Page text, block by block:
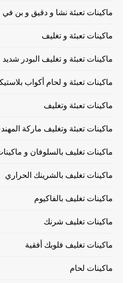
ماكينات تعبئة نشا و دقيق و بن في
ماكينات تعبئة و تغليف
ماكينات تعبئة و تغليف البودر شديد
ماكينات تعبئة و لحام أكواب
ماكينات تعبئة وتغليف
ماكينات تعبئة وتغليف ماركة
ماكينات تغليف بالسلوفان و
ماكينات تغليف بالشرينك الحراري
ماكينات تغليف بالفاكيوم
ماكينات تغليف شرنك
ماكينات تغليف فلوبك أفقية
ماكينات لحام